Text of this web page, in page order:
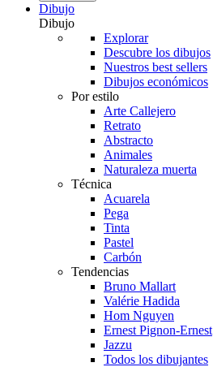
Dibujo
Dibujo
Explorar
Descubre los dibujos
Nuestros best sellers
Dibujos económicos
Por estilo
Arte Callejero
Retrato
Abstracto
Animales
Naturaleza muerta
Técnica
Acuarela
Pega
Tinta
Pastel
Carbón
Tendencias
Bruno Mallart
Valérie Hadida
Hom Nguyen
Ernest Pignon-Ernest
Jazzu
Todos los dibujantes